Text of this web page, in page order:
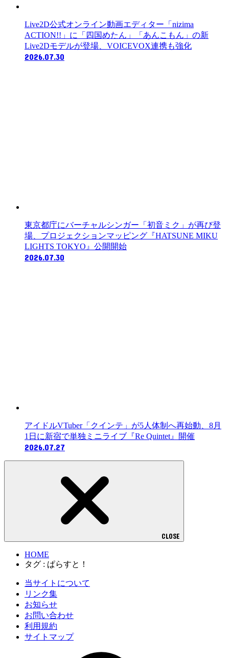
Live2D公式オンライン動画エディター「nizima
ACTION!!」に「四国めたん」「あんこもん」の新
Live2Dモデルが登場、VOICEVOX連携も強化
2026.07.30
東京都庁にバーチャルシンガー「初音ミク」が再び登
場、プロジェクションマッピング『HATSUNE MIKU
LIGHTS TOKYO』公開開始
2026.07.30
アイドルVTuber「クインテ」が5人体制へ再始動、8月
1日に新宿で単独ミニライブ『Re Quintet』開催
2026.07.27
CLOSE
HOME
タグ : ぱらすと！
当サイトについて
リンク集
お知らせ
お問い合わせ
利用規約
サイトマップ